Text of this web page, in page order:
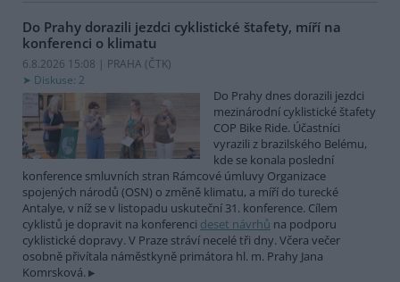
Do Prahy dorazili jezdci cyklistické štafety, míří na
konferenci o klimatu
6.8.2026 15:08 | PRAHA (ČTK)
Diskuse: 2
Do Prahy dnes dorazili jezdci
mezinárodní cyklistické štafety
COP Bike Ride. Účastníci
vyrazili z brazilského Belému,
kde se konala poslední
konference smluvních stran Rámcové úmluvy Organizace
spojených národů (OSN) o změně klimatu, a míří do turecké
Antalye, v níž se v listopadu uskuteční 31. konference. Cílem
cyklistů je dopravit na konferenci deset návrhů na podporu
cyklistické dopravy. V Praze stráví necelé tři dny. Včera večer
osobně přivítala náměstkyně primátora hl. m. Prahy Jana
Komrsková.